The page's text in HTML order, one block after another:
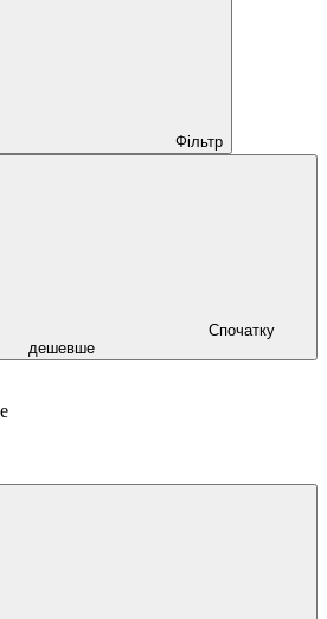
Фільтр
Спочатку
дешевше